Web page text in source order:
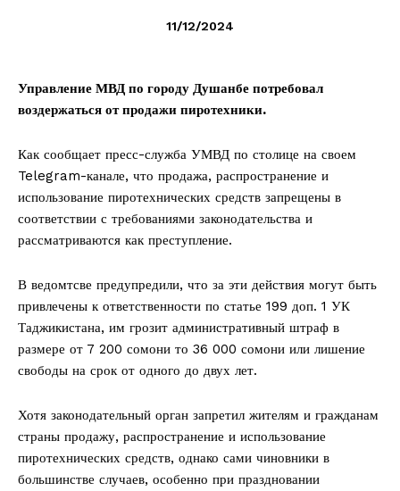
11/12/2024
Управление МВД по городу Душанбе потребовал
воздержаться от продажи пиротехники.
Как сообщает пресс-служба УМВД по столице на своем
Telegram-канале, что продажа, распространение и
использование пиротехнических средств запрещены в
соответствии с требованиями законодательства и
рассматриваются как преступление.
В ведомтсве предупредили, что за эти действия могут быть
привлечены к ответственности по статье 199 доп. 1 УК
Таджикистана, им грозит административный штраф в
размере от 7 200 сомони то 36 000 сомони или лишение
свободы на срок от одного до двух лет.
Хотя законодательный орган запретил жителям и гражданам
страны продажу, распространение и использование
пиротехнических средств, однако сами чиновники в
большинстве случаев, особенно при праздновании